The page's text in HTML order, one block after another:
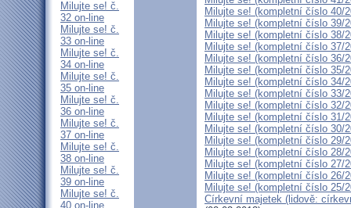
Milujte se! č.
32 on-line
Milujte se! č.
33 on-line
Milujte se! č.
34 on-line
Milujte se! č.
35 on-line
Milujte se! č.
36 on-line
Milujte se! č.
37 on-line
Milujte se! č.
38 on-line
Milujte se! č.
39 on-line
Milujte se! č.
40 on-line
Milujte se! (kompletní číslo 40/
Milujte se! (kompletní číslo 39/
Milujte se! (kompletní číslo 38/
Milujte se! (kompletní číslo 37/
Milujte se! (kompletní číslo 36/
Milujte se! (kompletní číslo 35/
Milujte se! (kompletní číslo 34/
Milujte se! (kompletní číslo 33/
Milujte se! (kompletní číslo 32/
Milujte se! (kompletní číslo 31/
Milujte se! (kompletní číslo 30/
Milujte se! (kompletní číslo 29/
Milujte se! (kompletní číslo 28/
Milujte se! (kompletní číslo 27/
Milujte se! (kompletní číslo 26/
Milujte se! (kompletní číslo 25/
Církevní majetek (lidově: